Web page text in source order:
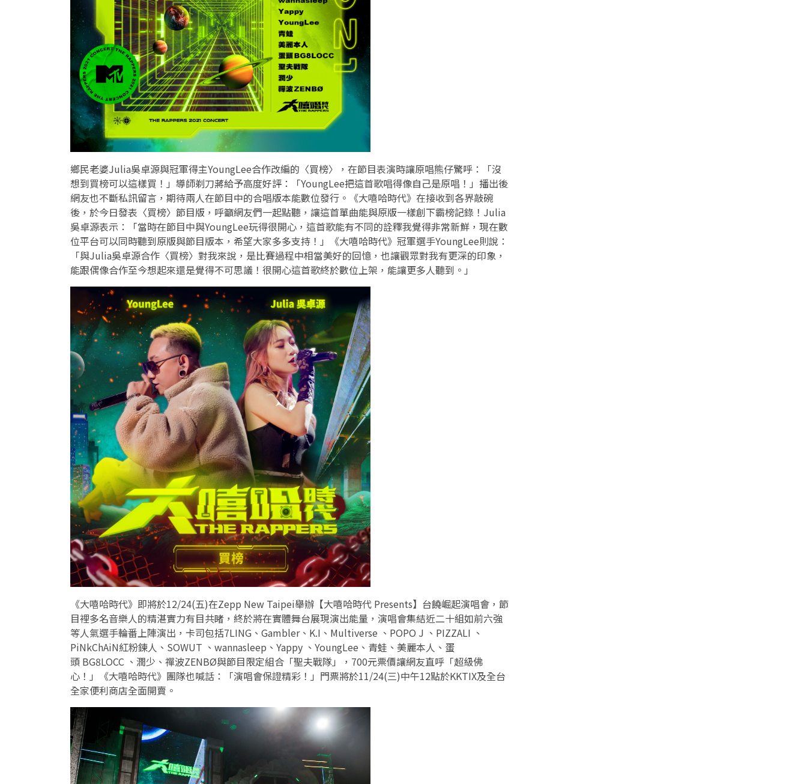
鄉民老婆Julia吳卓源與冠軍得主YoungLee合作改編的〈買榜〉，在節目表演時讓原唱熊仔驚呼：「沒
想到買榜可以這樣買！」導師剃刀蔣給予高度好評：「YoungLee把這首歌唱得像自己是原唱！」播出後
網友也不斷私訊留言，期待兩人在節目中的合唱版本能數位發行。《大嘻哈時代》在接收到各界敲碗
後，於今日發表〈買榜〉節目版，呼籲網友們一起點聽，讓這首單曲能與原版一樣創下霸榜記錄！Julia
吳卓源表示：「當時在節目中與YoungLee玩得很開心，這首歌能有不同的詮釋我覺得非常新鮮，現在數
位平台可以同時聽到原版與節目版本，希望大家多多支持！」《大嘻哈時代》冠軍選手YoungLee則說：
「與Julia吳卓源合作〈買榜〉對我來說，是比賽過程中相當美好的回憶，也讓觀眾對我有更深的印象，
能跟偶像合作至今想起來還是覺得不可思議！很開心這首歌終於數位上架，能讓更多人聽到。」
《大嘻哈時代》即將於12/24(五)在Zepp New Taipei舉辦【大嘻哈時代 Presents】台饒崛起演唱會，節
目裡多名音樂人的精湛實力有目共睹，終於將在實體舞台展現演出能量，演唱會集結近二十組如前六強
等人氣選手輪番上陣演出，卡司包括7LING、Gambler、K.I、Multiverse 、POPO J 、PIZZALI 、
PiNkChAiN紅粉鍊人、SOWUT 、wannasleep、Yappy 、YoungLee、青蛙、美麗本人、蛋
頭 BG8LOCC 、潤少、禪波ZENBØ與節目限定組合「聖夫戰隊」，700元票價讓網友直呼「超級佛
心！」《大嘻哈時代》團隊也喊話：「演唱會保證精彩！」門票將於11/24(三)中午12點於KKTIX及全台
全家便利商店全面開賣。